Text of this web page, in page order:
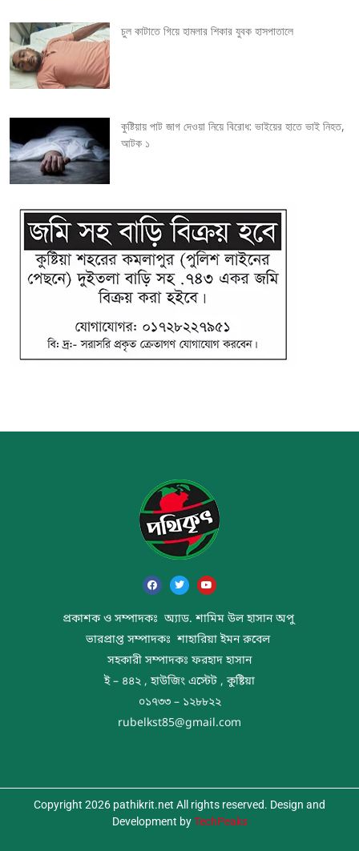
i
o
n
চুল কাটাতে গিয়ে হামলার শিকার যুবক হাসপাতালে
কুষ্টিয়ায় পাট জাগ দেওয়া নিয়ে বিরোধ: ভাইয়ের হাতে ভাই নিহত,
আটক ১
প্রকাশক ও সম্পাদকঃ অ্যাড. শামিম উল হাসান অপু
ভারপ্রাপ্ত সম্পাদকঃ শাহারিয়া ইমন রুবেল
সহকারী সম্পাদকঃ ফরহাদ হাসান
ই – ৪৪২ , হাউজিং এস্টেট , কুষ্টিয়া
০১৭৩৩ – ১২৮৮২২
rubelkst85@gmail.com
Copyright 2026 pathikrit.net All rights reserved. Design and
Development byTechPeaks